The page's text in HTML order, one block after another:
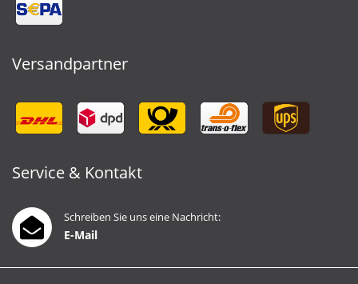
Versandpartner
Service & Kontakt
Schreiben Sie uns eine Nachricht:
E-Mail